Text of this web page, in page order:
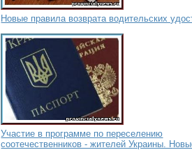
Новые правила возврата водительских
Участие в программе по переселению
соотечественников - жителей Украины.